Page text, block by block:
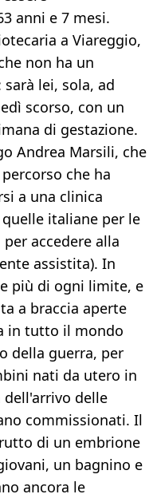
anni e 7 mesi.
a Viareggio,
non ha un
lei, sola, ad
scorso, con un
di gestazione.
Andrea Marsili, che
che ha
a una clinica
italiane per le
accedere alla
assistita). In
più di ogni limite, e
a braccia aperte
in tutto il mondo
della guerra, per
nati da utero in
delle
commissionati. Il
di un embrione
un bagnino e
ancora le